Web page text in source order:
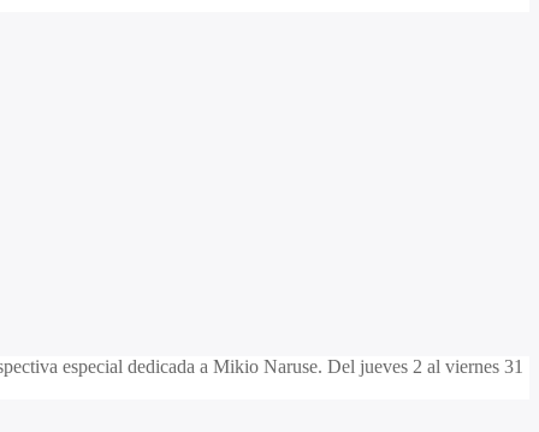
especial dedicada a Mikio Naruse. Del jueves 2 al viernes 31